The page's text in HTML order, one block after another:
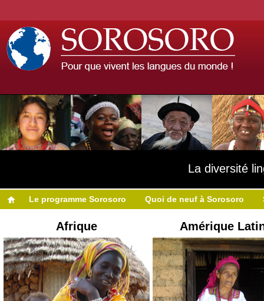
La diversité
Le programme Sorosoro Quoi de neuf à Sorosoro
Afrique Amérique